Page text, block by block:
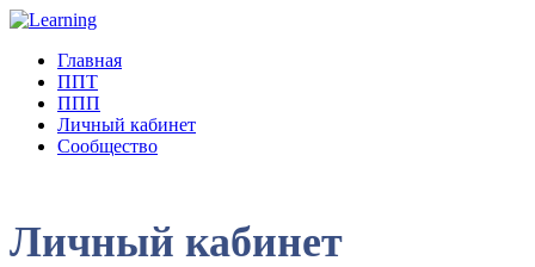
Главная
ППТ
ППП
Личный кабинет
Сообщество
Личный кабинет